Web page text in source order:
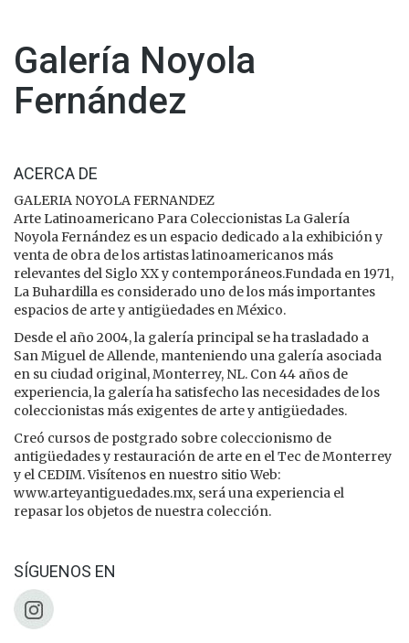
Galería Noyola
Fernández
ACERCA DE
GALERIA NOYOLA FERNANDEZ
Arte Latinoamericano Para Coleccionistas La Galería
Noyola Fernández es un espacio dedicado a la exhibición y
venta de obra de los artistas latinoamericanos más
relevantes del Siglo XX y contemporáneos.Fundada en 1971,
La Buhardilla es considerado uno de los más importantes
espacios de arte y antigüedades en México.
Desde el año 2004, la galería principal se ha trasladado a
San Miguel de Allende, manteniendo una galería asociada
en su ciudad original, Monterrey, NL. Con 44 años de
experiencia, la galería ha satisfecho las necesidades de los
coleccionistas más exigentes de arte y antigüedades.
Creó cursos de postgrado sobre coleccionismo de
antigüedades y restauración de arte en el Tec de Monterrey
y el CEDIM. Visítenos en nuestro sitio Web:
www.arteyantiguedades.mx, será una experiencia el
repasar los objetos de nuestra colección.
SÍGUENOS EN